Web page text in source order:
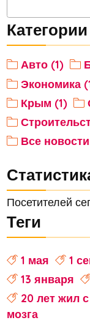
Категории
Авто (1)
Экономика
Крым (1)
Все
Посетителей
Теги
1 мая 1
13 января
20 лет жил
мозга